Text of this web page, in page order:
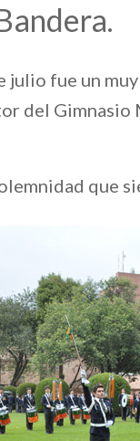
julio fue un
del
que